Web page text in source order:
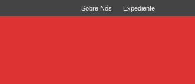
Sobre Nós Expediente